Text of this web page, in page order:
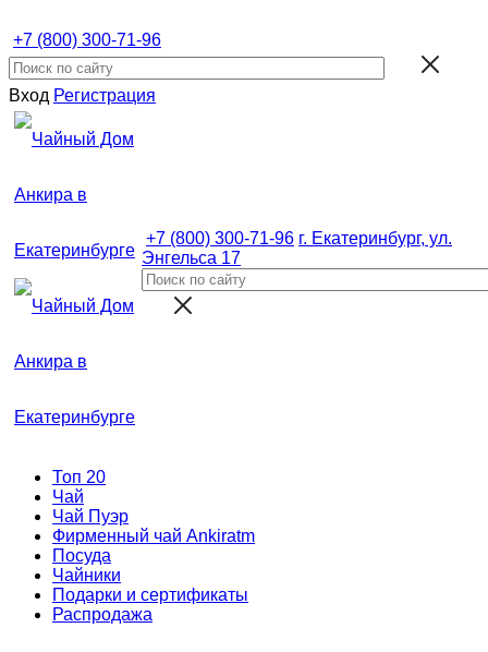
+7 (800) 300-71-96
Вход Регистрация
+7 (800) 300-71-96 г. Екатеринбург, ул.
Энгельса 17
Топ 20
Чай
Чай Пуэр
Фирменный чай Ankiratm
Посуда
Чайники
Подарки и сертификаты
Распродажа